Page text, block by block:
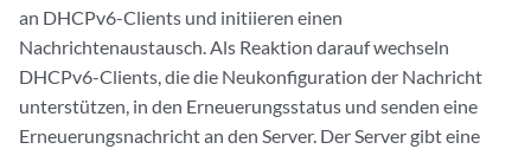
an DHCPv6-Clients und initiieren einen
Nachrichtenaustausch. Als Reaktion darauf wechseln
DHCPv6-Clients, die die Neukonfiguration der Nachricht
unterstützen, in den Erneuerungsstatus und senden eine
Erneuerungsnachricht an den Server. Der Server gibt eine